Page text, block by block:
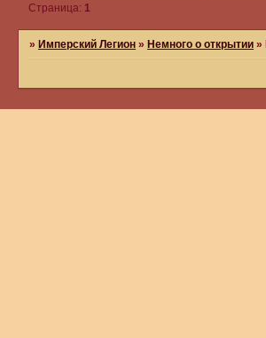
Страница: 1
» Имперский Легион » Немного о открытии »